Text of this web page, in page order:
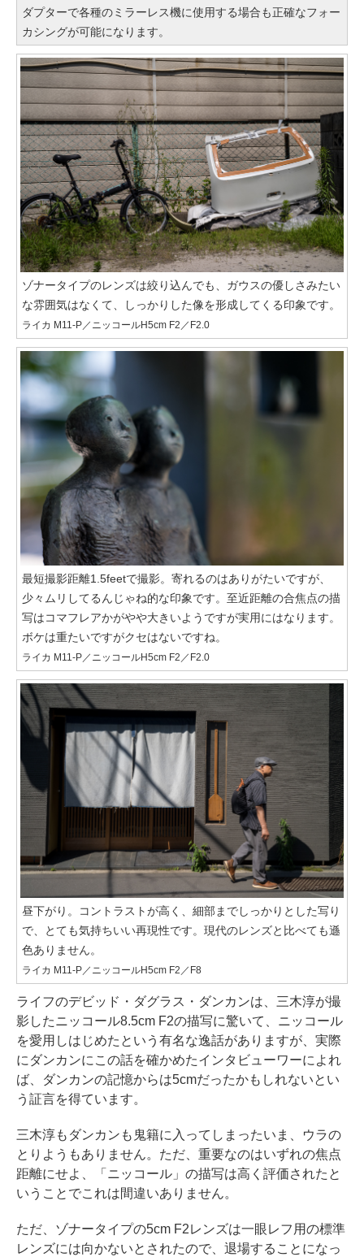
ダプターで各種のミラーレス機に使用する場合も正確なフォー
カシングが可能になります。
ゾナータイプのレンズは絞り込んでも、ガウスの優しさみたい
な雰囲気はなくて、しっかりした像を形成してくる印象です。
ライカ M11-P／ニッコールH5cm F2／F2.0
最短撮影距離1.5feetで撮影。寄れるのはありがたいですが、
少々ムリしてるんじゃね的な印象です。至近距離の合焦点の描
写はコマフレアかがやや大きいようですが実用にはなります。
ボケは重たいですがクセはないですね。
ライカ M11-P／ニッコールH5cm F2／F2.0
昼下がり。コントラストが高く、細部までしっかりとした写り
で、とても気持ちいい再現性です。現代のレンズと比べても遜
色ありません。
ライカ M11-P／ニッコールH5cm F2／F8
ライフのデビッド・ダグラス・ダンカンは、三木淳が撮
影したニッコール8.5cm F2の描写に驚いて、ニッコール
を愛用しはじめたという有名な逸話がありますが、実際
にダンカンにこの話を確かめたインタビューワーによれ
ば、ダンカンの記憶からは5cmだったかもしれないとい
う証言を得ています。
三木淳もダンカンも鬼籍に入ってしまったいま、ウラの
とりようもありません。ただ、重要なのはいずれの焦点
距離にせよ、「ニッコール」の描写は高く評価されたと
いうことでこれは間違いありません。
ただ、ゾナータイプの5cm F2レンズは一眼レフ用の標準
レンズには向かないとされたので、退場することになっ